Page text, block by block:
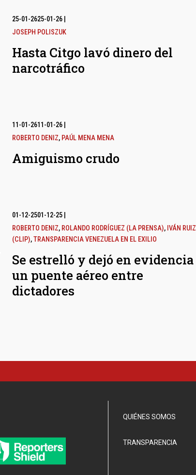
25-01-2625-01-26
JOSEPH POLISZUK
Hasta Citgo lavó dinero del
narcotráfico
11-01-2611-01-26
ROBERTO DENIZ, PAÚL MENA MENA
Amiguismo crudo
01-12-2501-12-25
ROBERTO DENIZ, ROLANDO RODRÍGUEZ (LA PRENSA), IVÁN RUIZ
(CLIP),TRANSPARENCIA VENEZUELA EN EL EXILIO
Se estrelló y dejó en evidencia
un puente aéreo entre
dictadores
QUIÉNES SOMOS
TRANSPARENCIA